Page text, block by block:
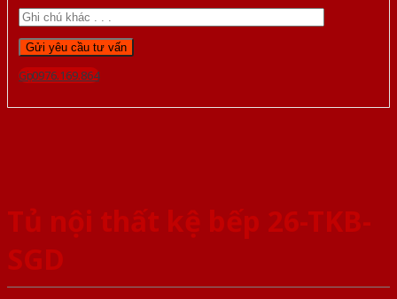
Gọi 0976.169.864
Tủ nội thất kệ bếp 26-TKB-
SGD